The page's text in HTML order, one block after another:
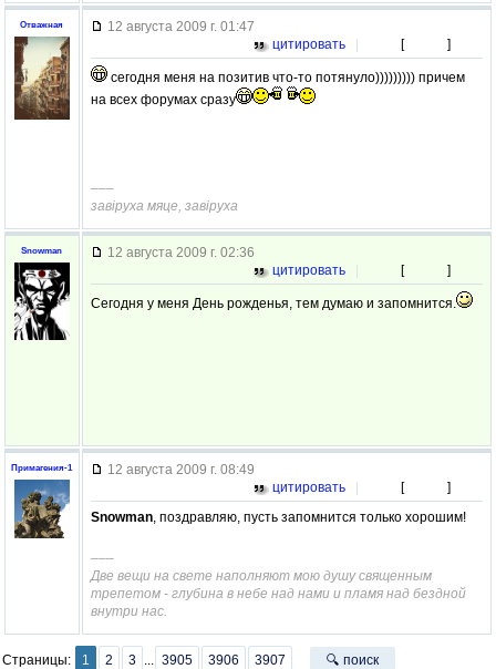
Отважная
12 августа 2009 г. 01:47
цитировать
| [ ]
сегодня меня на позитив что-то потянуло))))))))) причем
на всех форумах сразу
–––
завiруха мяце, завiруха
Snowman
12 августа 2009 г. 02:36
цитировать
| [ ]
Сегодня у меня День рожденья, тем думаю и запомнится.
Примагения-1
12 августа 2009 г. 08:49
цитировать
| [
]
Snowman, поздравляю, пусть запомнится только хорошим!
–––
Две вещи на свете наполняют мою душу священным
трепетом - глубина в небе над нами и пламя над бездной
внутри нас.
Страницы: 1 2 3 ... 3905 3906 3907 🔍 поиск